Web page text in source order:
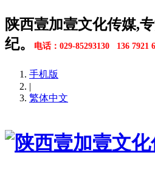
陕西壹加壹文化传媒,
纪。
电话：029-85293130 136 7921
手机版
|
繁体中文